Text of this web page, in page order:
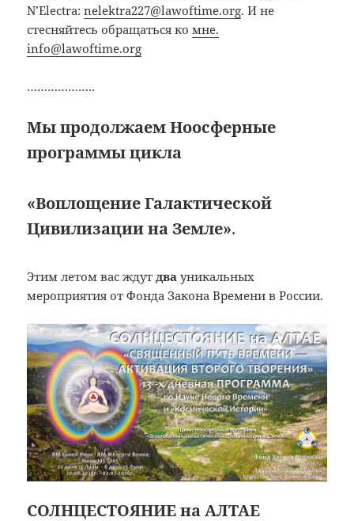
N’Electra:nelektra227@lawoftime.org. И не
стесняйтесь обращаться комне.
info@lawoftime.org
………………..
Мы продолжаем Ноосферные
программы цикла
«Воплощение Галактической
Цивилизации на Земле».
Этим летом вас ждут двауникальных
мероприятия от Фонда Закона Времени в России.
СОЛНЦЕСТОЯНИЕ на АЛТАЕ